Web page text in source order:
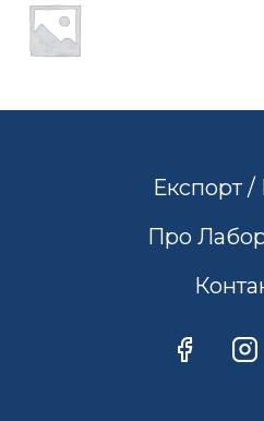
Експорт /
Про